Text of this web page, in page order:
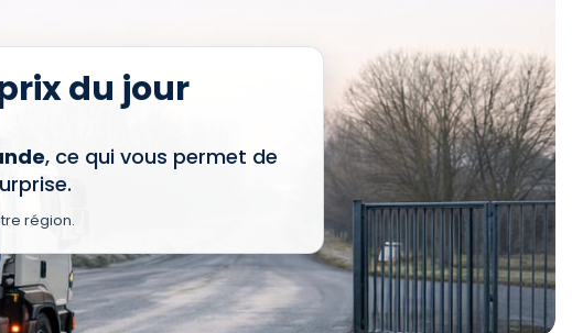
du jour
, ce qui vous permet de
région.